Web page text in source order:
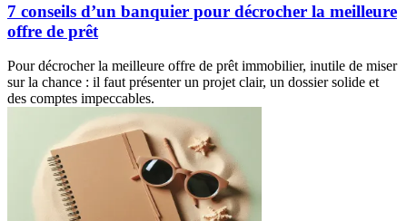
7 conseils d’un banquier pour décrocher la meilleure
offre de prêt
Pour décrocher la meilleure offre de prêt immobilier, inutile de miser
sur la chance : il faut présenter un projet clair, un dossier solide et
des comptes impeccables.